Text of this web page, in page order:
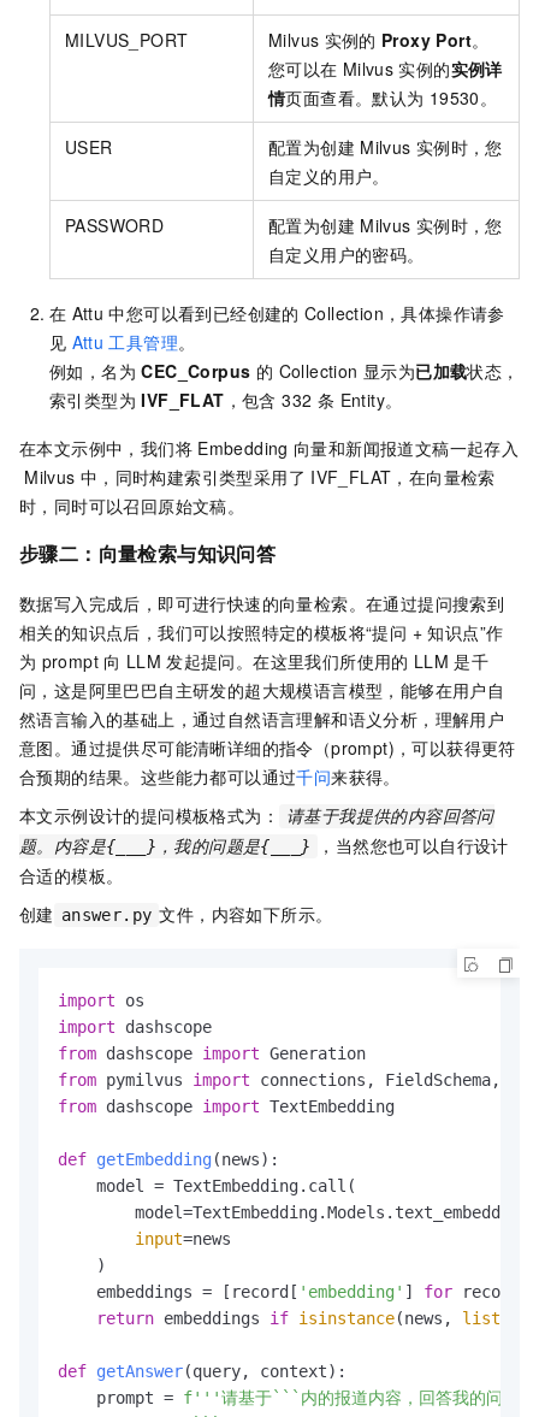
MILVUS_PORT Milvus 实例的 Proxy Port。
您可以在 Milvus 实例的实例详
情页面查看。默认为 19530。
USER 配置为创建 Milvus 实例时，您
自定义的用户。
PASSWORD 配置为创建 Milvus 实例时，您
自定义用户的密码。
在 Attu 中您可以看到已经创建的 Collection，具体操作请参
见 Attu 工具管理。
例如，名为CEC_Corpus 的 Collection 显示为已加载状态，
索引类型为IVF_FLAT ，包含 332 条 Entity。
在本文示例中，我们将 Embedding 向量和新闻报道文稿一起存入
Milvus 中，同时构建索引类型采用了 IVF_FLAT，在向量检索
时，同时可以召回原始文稿。
步骤二： 向量检索与知识问答
数据写入完成后，即可进行快速的向量检索。在通过提问搜索到
相关的知识点后，我们可以按照特定的模板将“提问 + 知识点”作
为 prompt 向 LLM 发起提问。在这里我们所使用的 LLM 是千
问，这是阿里巴巴自主研发的超大规模语言模型，能够在用户自
然语言输入的基础上，通过自然语言理解和语义分析，理解用户
意图。通过提供尽可能清晰详细的指令（prompt)，可以获得更符
合预期的结果。这些能力都可以通过千问来获得。
本文示例设计的提问模板格式为：
请基于我提供的内容回答问
题。内容是{___}，我的问题是{___}
，当然您也可以自行设计
合适的模板。
创建 answer.py 文件，内容如下所示。
import
import
from dashscope import
from pymilvus import
from dashscope import TextEmbedding
def getEmbedding(news):
    model = TextEmbedding.call(
input=news
    )
    embeddings = [record[
'embedding' ] for record
return embeddings if isinstance(news, list
def getAnswer(query, context):
    prompt =
f'''请基于```内的报道内容，回答我的问题。